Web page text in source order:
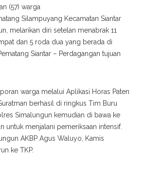
(57) warga
Silampuyang Kecamatan Siantar
melarikan diri setelan menabrak 11
dan 5 roda dua yang berada di
Siantar – Perdagangan tujuan
warga melalui Aplikasi Horas Paten
berhasil di ringkus Tim Buru
Simalungun kemudian di bawa ke
untuk menjalani pemeriksaan intensif.
AKBP Agus Waluyo, Kamis
ke TKP.